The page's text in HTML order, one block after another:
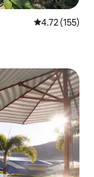
Calificación
4.72 (155)